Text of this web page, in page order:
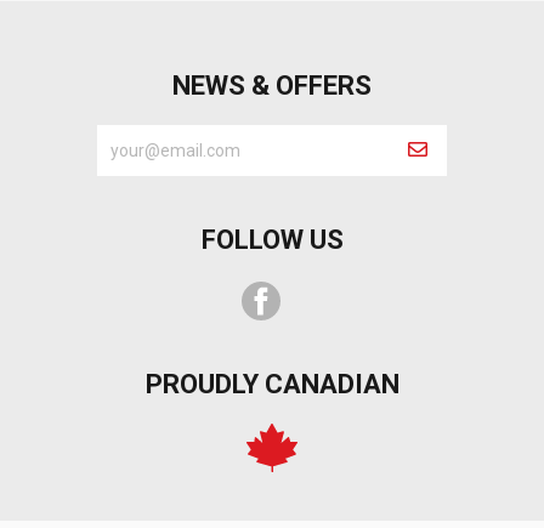
NEWS & OFFERS
FOLLOW US
Facebook
PROUDLY CANADIAN